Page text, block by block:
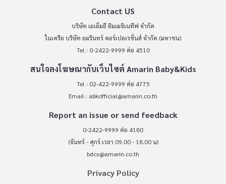
Contact US
บริษัท เอเอ็มอี อิมเมจิเนทีฟ จำกัด
ในเครือ บริษัท อมรินทร์ คอร์เปอเรชั่นส์ จำกัด (มหาชน)
Tel : 0-2422-9999 ต่อ 4510
สนใจลงโฆษณากับเว็บไซต์ Amarin Baby&Kids
Tel : 02-422-9999 ต่อ 4775
Email : abkofficial@amarin.co.th
Report an issue or send feedback
0-2422-9999 ต่อ 4180
(จันทร์ - ศุกร์ เวลา 09.00 - 18.00 น)
bdcx@amarin.co.th
Privacy Policy